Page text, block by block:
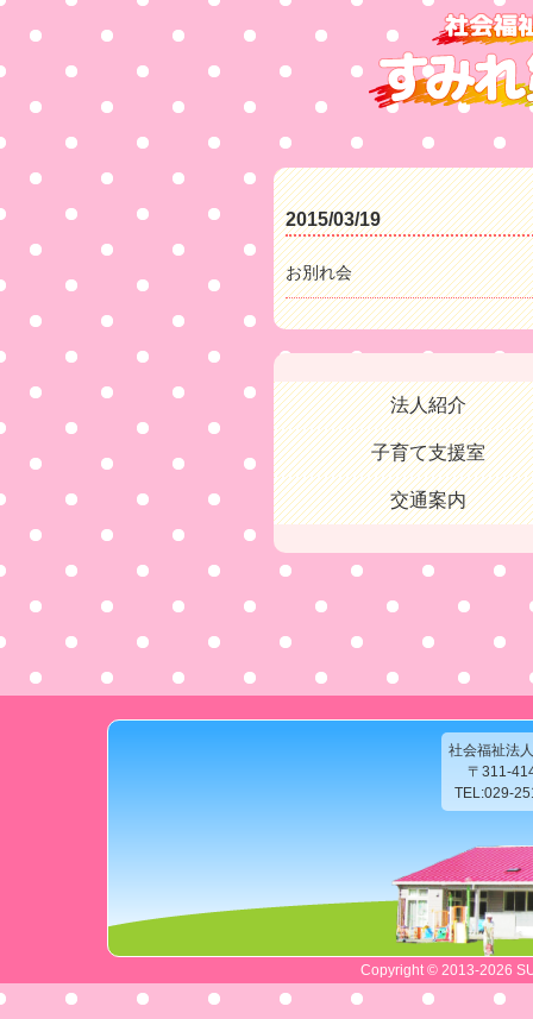
2015/03/19
お別れ会
法人紹介
子育て支援室
交通案内
社会福祉法
〒311-
TEL:029-
Copyright © 2013-2026